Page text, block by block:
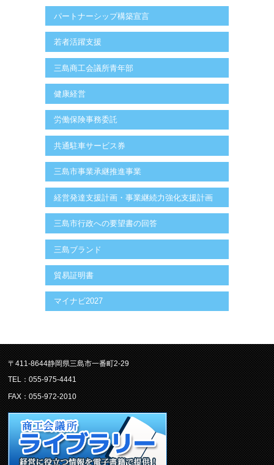
パートナーシップ構築宣言
若者活躍支援
三島商工会議所青年部
健康経営
労働保険事務委託
共通駐車サービス券
三島市事業承継推進事業
経営発達支援計画・事業継続力強化支援計画
三島市行政への要望書の回答
三島ブランド
貿易証明書
マイナビ2027
〒411-8644静岡県三島市一番町2-29
TEL：055-975-4441
FAX：055-972-2010